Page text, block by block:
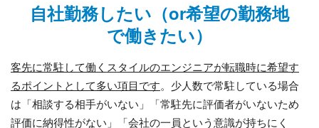
自社勤務したい（or希望の勤務地
で働きたい）
客先に常駐して働くスタイルのエンジニアが転職時に希望す
るポイントとして多い項目です。少人数で常駐している場合
は「相談する相手がいない」「常駐先に評価者がいないため
評価に納得性がない」「会社の一員という意識が持ちにく